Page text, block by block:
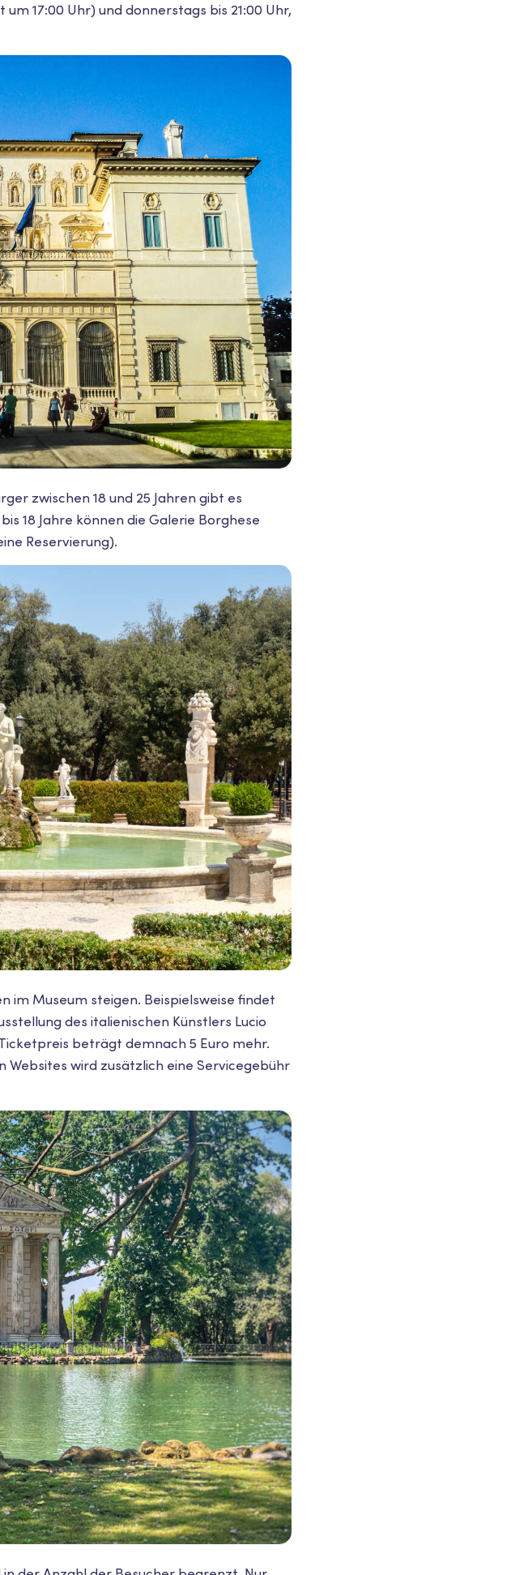
17:00 Uhr) und donnerstags bis 21:00 Uhr,
zwischen 18 und 25 Jahren gibt es
18 Jahre können die Galerie Borghese
Reservierung).
im Museum steigen. Beispielsweise findet
des italienischen Künstlers Lucio
beträgt demnach 5 Euro mehr.
wird zusätzlich eine Servicegebühr